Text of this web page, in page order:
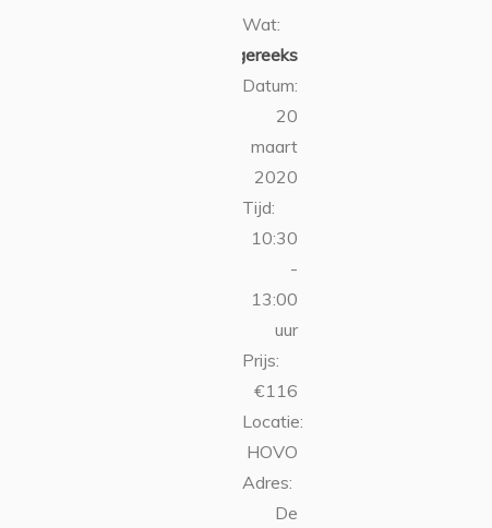
Wat:
collegereeks
Datum:
20
maart
2020
Tijd:
10:30
-
13:00
uur
Prijs:
€116
Locatie:
HOVO
Adres:
De